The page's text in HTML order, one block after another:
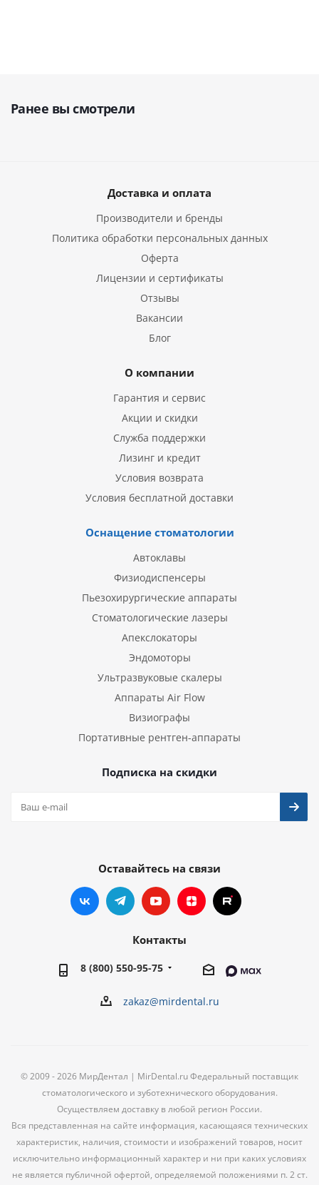
Ранее вы смотрели
Доставка и оплата
Производители и бренды
Политика обработки персональных данных
Оферта
Лицензии и сертификаты
Отзывы
Вакансии
Блог
О компании
Гарантия и сервис
Акции и скидки
Служба поддержки
Лизинг и кредит
Условия возврата
Условия бесплатной доставки
Оснащение стоматологии
Автоклавы
Физиодиспенсеры
Пьезохирургические аппараты
Стоматологические лазеры
Апекслокаторы
Эндомоторы
Ультразвуковые скалеры
Аппараты Air Flow
Визиографы
Портативные рентген-аппараты
Подписка на скидки
Оставайтесь на связи
Контакты
8 (800) 550-95-75
zakaz@mirdental.ru
© 2009 - 2026 МирДентал | MirDental.ru Федеральный поставщик
стоматологического и зуботехнического оборудования.
Осуществляем доставку в любой регион России.
Вся представленная на сайте информация, касающаяся технических
характеристик, наличия, стоимости и изображений товаров, носит
исключительно информационный характер и ни при каких условиях
не является публичной офертой, определяемой положениями п. 2 ст.